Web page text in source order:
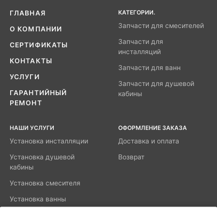
ГЛАВНАЯ
О КОМПАНИИ
СЕРТИФИКАТЫ
КОНТАКТЫ
УСЛУГИ
ГАРАНТИЙНЫЙ
РЕМОНТ
КАТЕГОРИИ.
Запчасти для смесителей
Запчасти для
инсталляций
Запчасти для ванн
Запчасти для душевой
кабины
НАШИ УСЛУГИ
Установка инсталляции
Установка душевой
кабины
Установка смесителя
Установка ванны
акриловой
ОФОРМЛЕНИЕ ЗАКАЗА
Доставка и оплата
Возврат